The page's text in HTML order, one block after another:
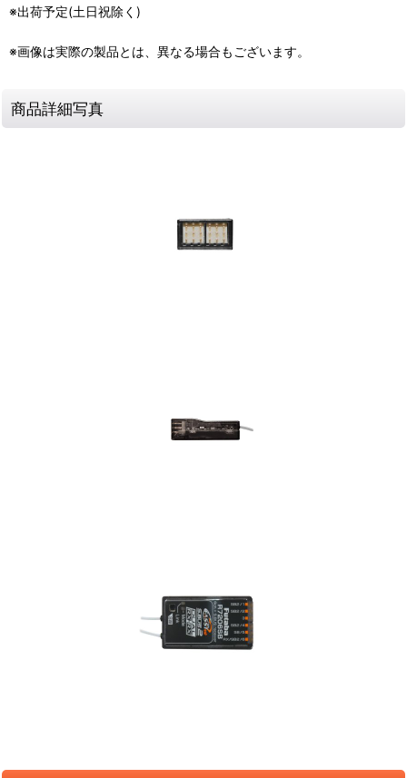
※出荷予定(土日祝除く)
※画像は実際の製品とは、異なる場合もございます。
商品詳細写真